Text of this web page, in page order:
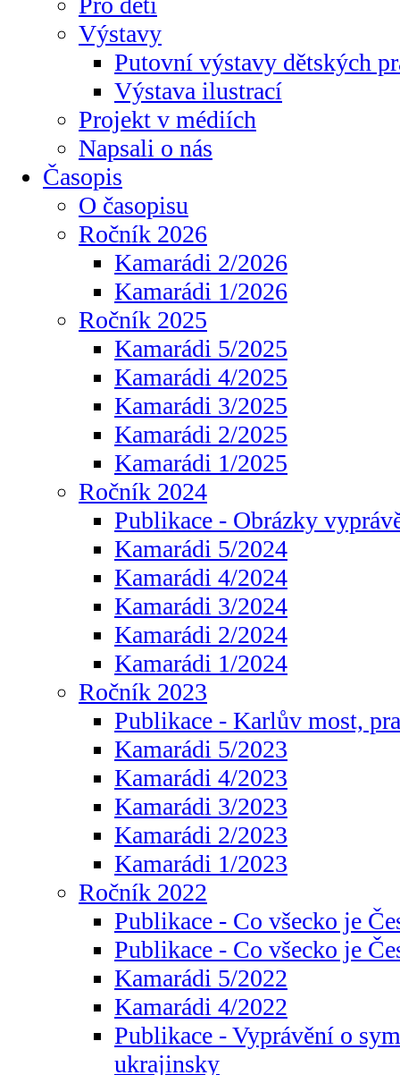
Výstavy
Putovní výstavy dětských
Výstava ilustrací
Projekt v médiích
Napsali o nás
Časopis
O časopisu
Ročník 2026
Kamarádi 2/2026
Kamarádi 1/2026
Ročník 2025
Kamarádi 5/2025
Kamarádi 4/2025
Kamarádi 3/2025
Kamarádi 2/2025
Kamarádi 1/2025
Ročník 2024
Publikace - Obrázky
Kamarádi 5/2024
Kamarádi 4/2024
Kamarádi 3/2024
Kamarádi 2/2024
Kamarádi 1/2024
Ročník 2023
Publikace - Karlův most,
Kamarádi 5/2023
Kamarádi 4/2023
Kamarádi 3/2023
Kamarádi 2/2023
Kamarádi 1/2023
Ročník 2022
Publikace - Co všecko je
Publikace - Co všecko je
Kamarádi 5/2022
Kamarádi 4/2022
Publikace - Vyprávění o
ukrajinsky